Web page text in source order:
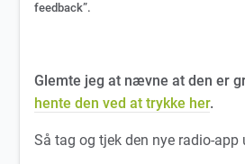
feedback”.
Glemte jeg at nævne at den er
hente den ved at trykke her.
Så tag og tjek den nye radio-app